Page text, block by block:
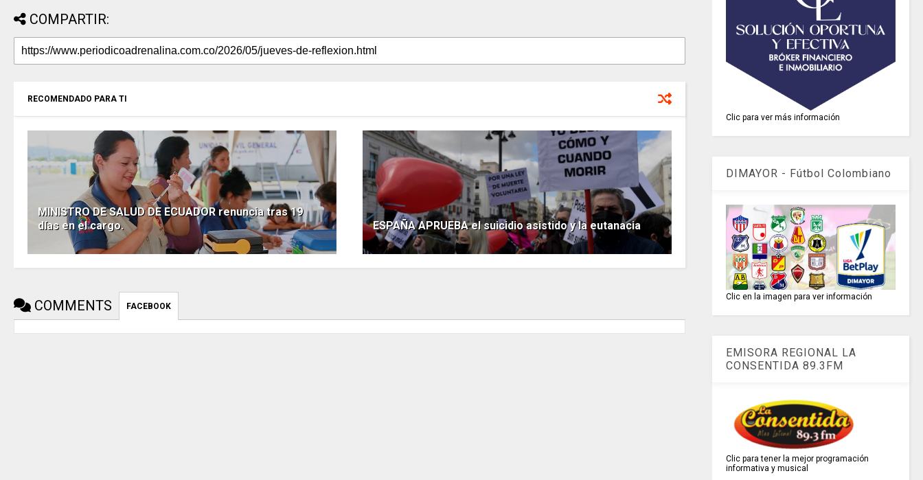
COMPARTIR:
RECOMENDADO PARA TI
MINISTRO DE SALUD DE ECUADOR renuncia tras 19
días en el cargo.
ESPAÑA APRUEBA el suicidio asistido y la eutanacia
COMMENTS FACEBOOK
Clic para ver más información
DIMAYOR - Fútbol Colombiano
Clic en la imagen para ver información
EMISORA REGIONAL LA
CONSENTIDA 89.3FM
Clic para tener la mejor programación
informativa y musical